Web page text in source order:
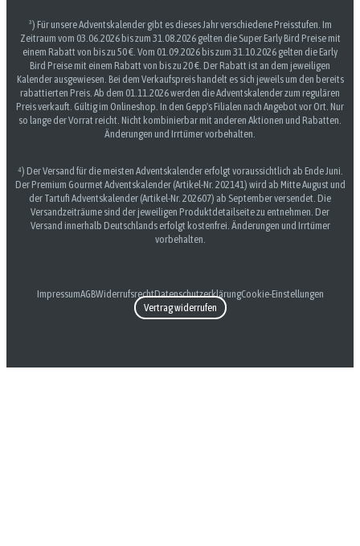
³) Für unsere Adventskalender gibt es dieses Jahr verschiedene Preisstufen. Im
Zeitraum vom 03.06.2026 bis zum 31.08.2026 gelten die Super Early Bird Preise mit
einem Rabatt von bis zu 50 €. Vom 01.09.2026 bis zum 31.10.2026 gelten die Early
Bird Preise mit einem Rabatt von bis zu 20 €. Der Rabatt ist an dem jeweiligen
Kalender ausgewiesen. Bei dem Verkaufspreis handelt es sich jeweils um den bereits
rabattierten Preis. Ab dem 01.11.2026 werden die Adventskalender zum regulären
Preis verkauft. Gültig im Onlineshop. In den Gepp's Filialen nach Angebot vor Ort. Nur
so lange der Vorrat reicht. Nicht kombinierbar mit anderen Aktionen und Rabatten.
Änderungen und Irrtümer vorbehalten.
⁴) Der Versand für die meisten Adventskalender erfolgt voraussichtlich ab Ende Juni.
Der Premium Gourmet Adventskalender (Artikel-Nr. 202141) wird ab Mitte August und
der Tartufi Adventskalender (Artikel-Nr. 202607) ab September versendet. Die
Versandzeiträume sind der jeweiligen Produktdetailseite zu entnehmen. Der
Versand innerhalb Deutschlands erfolgt kostenfrei. Änderungen und Irrtümer
vorbehalten.
ImpressumAGBWiderrufsrechtDatenschutzerklärungCookie-Einstellungen
Vertrag widerrufen